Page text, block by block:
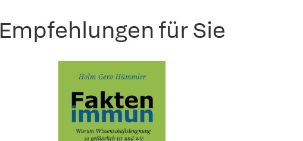
Empfehlungen für Sie